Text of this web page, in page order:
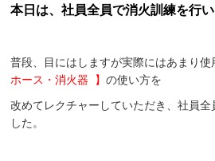
本日は、社員全員で消火訓練を行い
普段、目にはしますが実際にはあまり
ホース・消火器 】の使い方を
改めてレクチャーしていただき、社員
した。